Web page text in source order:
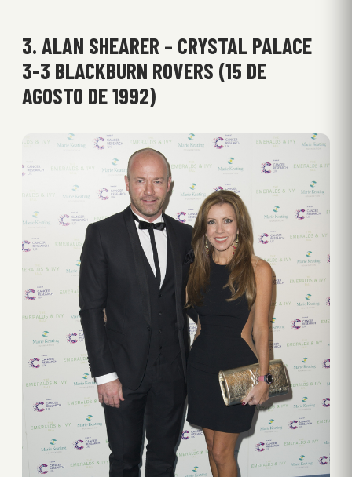
3. ALAN SHEARER – CRYSTAL PALACE
3-3 BLACKBURN ROVERS (15 DE
AGOSTO DE 1992)